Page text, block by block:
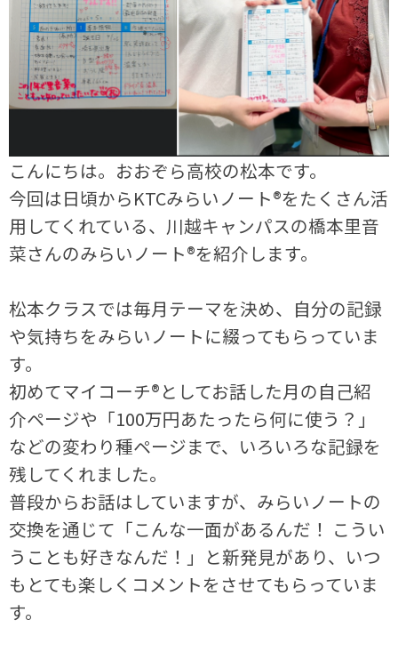
こんにちは。おおぞら高校の松本です。
今回は日頃からKTCみらいノート®をたくさん活
用してくれている、川越キャンパスの橋本里音
菜さんのみらいノート®を紹介します。
松本クラスでは毎月テーマを決め、自分の記録
や気持ちをみらいノートに綴ってもらっていま
す。
初めてマイコーチ®としてお話した月の自己紹
介ページや「100万円あたったら何に使う？」
などの変わり種ページまで、いろいろな記録を
残してくれました。
普段からお話はしていますが、みらいノートの
交換を通じて「こんな一面があるんだ！ こうい
うことも好きなんだ！」と新発見があり、いつ
もとても楽しくコメントをさせてもらっていま
す。